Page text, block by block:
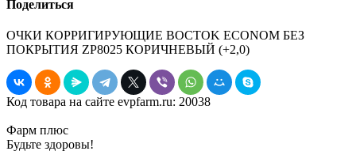
Поделиться
ОЧКИ КОРРИГИРУЮЩИЕ BOCTOK ECONOM БЕЗ
ПОКРЫТИЯ ZP8025 КОРИЧНЕВЫЙ (+2,0)
Код товара на сайте evpfarm.ru: 20038
Фарм плюс
Будьте здоровы!